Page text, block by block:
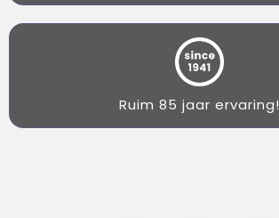
Ruim 85 jaar ervaring!